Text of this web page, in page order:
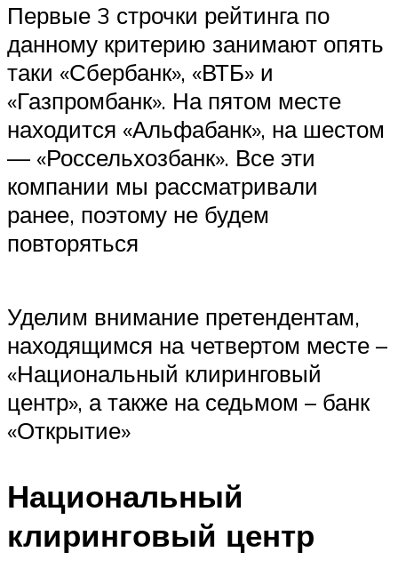
Первые 3 строчки рейтинга по
данному критерию занимают опять
таки «Сбербанк», «ВТБ» и
«Газпромбанк». На пятом месте
находится «Альфабанк», на шестом
— «Россельхозбанк». Все эти
компании мы рассматривали
ранее, поэтому не будем
повторяться
Уделим внимание претендентам,
находящимся на четвертом месте –
«Национальный клиринговый
центр», а также на седьмом – банк
«Открытие»
Национальный
клиринговый центр